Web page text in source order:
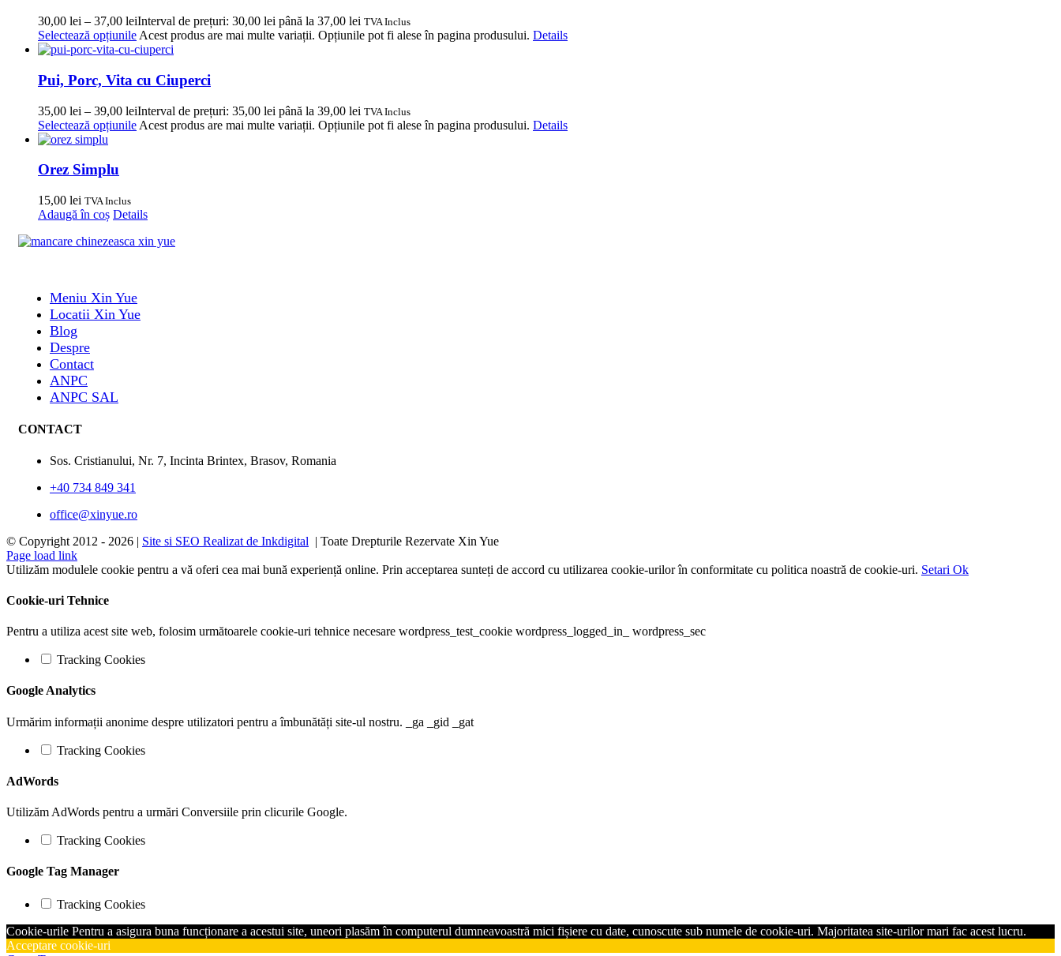
30,00 lei – 37,00 leiInterval de prețuri: 30,00 lei până la 37,00 lei TVA Inclus
Selectează opțiunile Acest produs are mai multe variații. Opțiunile pot fi alese în pagina produsului. Details
Pui, Porc, Vita cu Ciuperci
35,00 lei – 39,00 leiInterval de prețuri: 35,00 lei până la 39,00 lei TVA Inclus
Selectează opțiunile Acest produs are mai multe variații. Opțiunile pot fi alese în pagina produsului. Details
Orez Simplu
15,00 lei TVA Inclus
Adaugă în coș Details
Meniu Xin Yue
Locatii Xin Yue
Blog
Despre
Contact
ANPC
ANPC SAL
CONTACT
Sos. Cristianului, Nr. 7, Incinta Brintex, Brasov, Romania
+40 734 849 341
office@xinyue.ro
© Copyright 2012 - 2026 | Site si SEO Realizat de Inkdigital | Toate Drepturile Rezervate Xin Yue
Page load link
Utilizăm modulele cookie pentru a vă oferi cea mai bună experiență online. Prin acceptarea sunteți de accord cu utilizarea cookie-urilor în conformitate cu politica noastră de cookie-uri. Setari Ok
Cookie-uri Tehnice
Pentru a utiliza acest site web, folosim următoarele cookie-uri tehnice necesare wordpress_test_cookie wordpress_logged_in_ wordpress_sec
Tracking Cookies
Google Analytics
Urmărim informații anonime despre utilizatori pentru a îmbunătăți site-ul nostru. _ga _gid _gat
Tracking Cookies
AdWords
Utilizăm AdWords pentru a urmări Conversiile prin clicurile Google.
Tracking Cookies
Google Tag Manager
Tracking Cookies
Cookie-urile Pentru a asigura buna funcționare a acestui site, uneori plasăm în computerul dumneavoastră mici fișiere cu date, cunoscute sub numele de cookie-uri. Majoritatea site-urilor mari fac acest lucru.
Acceptare cookie-uri